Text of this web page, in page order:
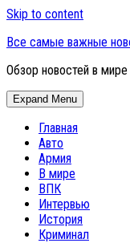
Skip to content
Все самые важные
Обзор новостей в
Expand Menu
Главная
Авто
Армия
В мире
ВПК
Интервью
История
Криминал